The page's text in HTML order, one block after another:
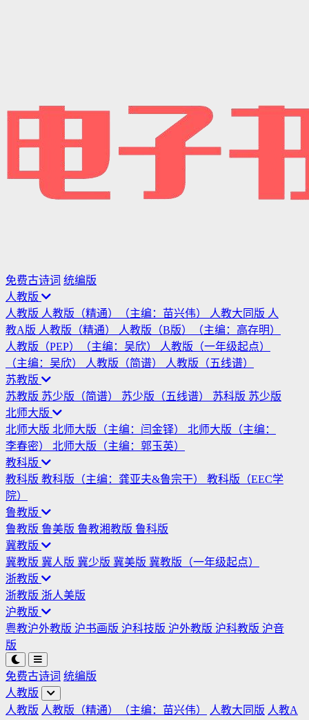
免费古诗词 统编版
人教版
人教版 人教版（精通）（主编：苗兴伟） 人教大同版 人
教A版 人教版（精通）
人教版（B版）（主编：高存明）
人教版（PEP）（主编：吴欣）
人教版（一年级起点）
（主编：吴欣）
人教版（简谱）
人教版（五线谱）
苏教版
苏教版 苏少版（简谱） 苏少版（五线谱） 苏科版 苏少版
北师大版
北师大版 北师大版（主编：闫金铎） 北师大版（主编：
李春密） 北师大版（主编：郭玉英）
教科版
教科版 教科版（主编：龚亚夫&鲁宗干） 教科版（EEC学
院）
鲁教版
鲁教版 鲁美版 鲁教湘教版 鲁科版
冀教版
冀教版 冀人版 冀少版 冀美版 冀教版（一年级起点）
浙教版
浙教版 浙人美版
沪教版
粤教沪外教版 沪书画版 沪科技版 沪外教版 沪科教版 沪音
版
免费古诗词 统编版
人教版
人教版 人教版（精通）（主编：苗兴伟） 人教大同版 人教A